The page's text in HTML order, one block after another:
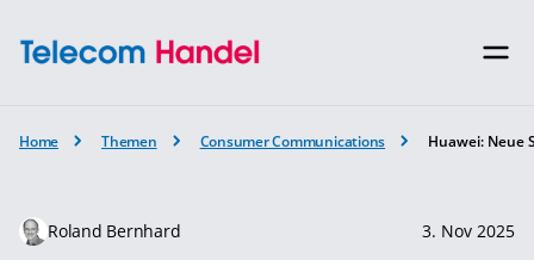
Home Themen Consumer Communications Huawei: Neue
Roland Bernhard 3. Nov 2025